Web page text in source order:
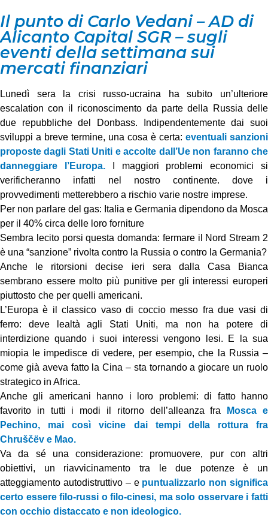
Il punto di Carlo Vedani – AD di
Alicanto Capital SGR – sugli
eventi della settimana sui
mercati finanziari
Lunedì sera la crisi russo-ucraina ha subito un’ulteriore
escalation con il riconoscimento da parte della Russia delle
due repubbliche del Donbass. Indipendentemente dai suoi
sviluppi a breve termine, una cosa è certa: eventuali sanzioni
proposte dagli Stati Uniti e accolte dall’Ue non faranno che
danneggiare l’Europa.I maggiori problemi economici si
verificheranno infatti nel nostro continente. dove i
provvedimenti metterebbero a rischio varie nostre imprese.
Per non parlare del gas: Italia e Germania dipendono da Mosca
per il 40% circa delle loro forniture
Sembra lecito porsi questa domanda: fermare il Nord Stream 2
è una “sanzione” rivolta contro la Russia o contro la Germania?
Anche le ritorsioni decise ieri sera dalla Casa Bianca
sembrano essere molto più punitive per gli interessi europeri
piuttosto che per quelli americani.
L’Europa è il classico vaso di coccio messo fra due vasi di
ferro: deve lealtà agli Stati Uniti, ma non ha potere di
interdizione quando i suoi interessi vengono lesi. E la sua
miopia le impedisce di vedere, per esempio, che la Russia –
come già aveva fatto la Cina – sta tornando a giocare un ruolo
strategico in Africa.
Anche gli americani hanno i loro problemi: di fatto hanno
favorito in tutti i modi il ritorno dell’alleanza fra
Mosca e
Pechino, mai così vicine dai tempi della rottura fra
Chruščëv e Mao.
Va da sé una considerazione: promuovere, pur con altri
obiettivi, un riavvicinamento tra le due potenze è un
atteggiamento autodistruttivo – e puntualizzarlo non significa
certo essere filo-russi o filo-cinesi, ma solo osservare i fatti
con occhio distaccato e non ideologico.